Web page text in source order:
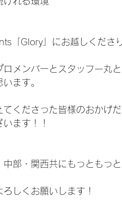
「Glory」にお越しくださ
ロメンバーとスタッフ一丸
ます。
くださった皆様のおかげ
ます！！
中部・関西共にもっともっ
しくお願いします！